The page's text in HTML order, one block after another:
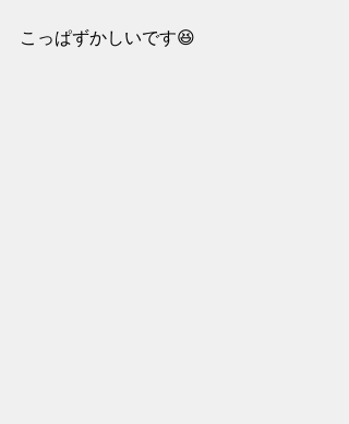
こっぱずかしいです😆